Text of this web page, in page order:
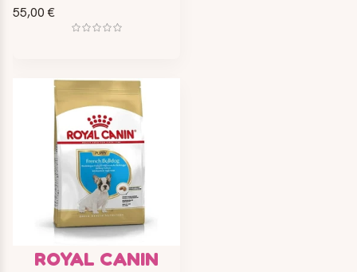
55,00 €
ROYAL CANIN